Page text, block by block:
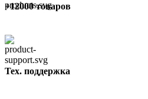
+12000 товаров
Тех. поддержка